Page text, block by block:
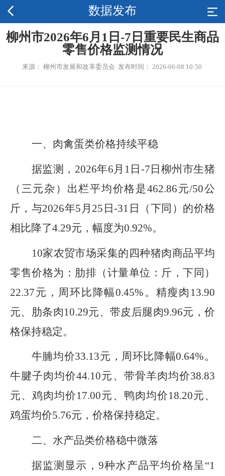
数据发布
柳州市2026年6月1日-7日重要民生商品
零售价格监测情况
来源： 柳州市发展和改革委员会 发布时间： 2026-06-08 10:50
一、 肉禽蛋类价格持续平稳
据监测，2026年6月1日-7日柳州市生猪
（三元杂）出栏平均价格是462.86元/50公
斤，与2026年5月25日-31日（下同）的价格
相比降了4.29元，幅度为0.92%。
10家农贸市场采集的四种猪肉商品平均
零售价格为： 肋排 （计量单位：斤，下同）
22.37元，周环比降幅0.45%。 精瘦肉13.90
元、肋条肉10.29元、带皮后腿肉9.96元 ，价
格保持稳定。
牛腩均价33.13元，周环比降幅0.64%。
牛腱子肉均价44.10元、带骨羊肉均价38.83
元、鸡肉均价17.00元、鸭肉均价18.20元、
鸡蛋均价5.76元，价格保持稳定。
二、 水产品类价格稳中微落
据监测显示，9种水产品平均价格呈“1